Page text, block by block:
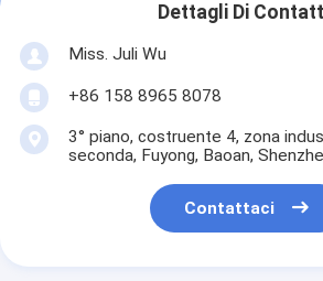
Dettagli Di
Miss. Juli Wu
+86 158 8965 8078
3° piano, costruente 4, zona
seconda, Fuyong, Baoan,
Contattaci